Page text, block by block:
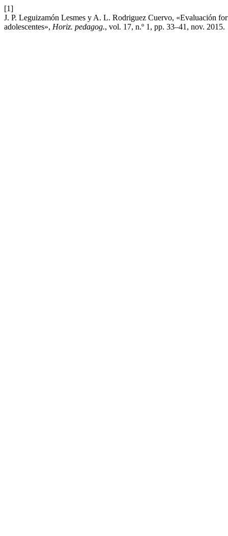
[1]
J. P. Leguizamón Lesmes y A. L. Rodriguez Cuervo, «Evaluación
adolescentes», Horiz. pedagog., vol. 17, n.º 1, pp. 33–41, nov. 2015.